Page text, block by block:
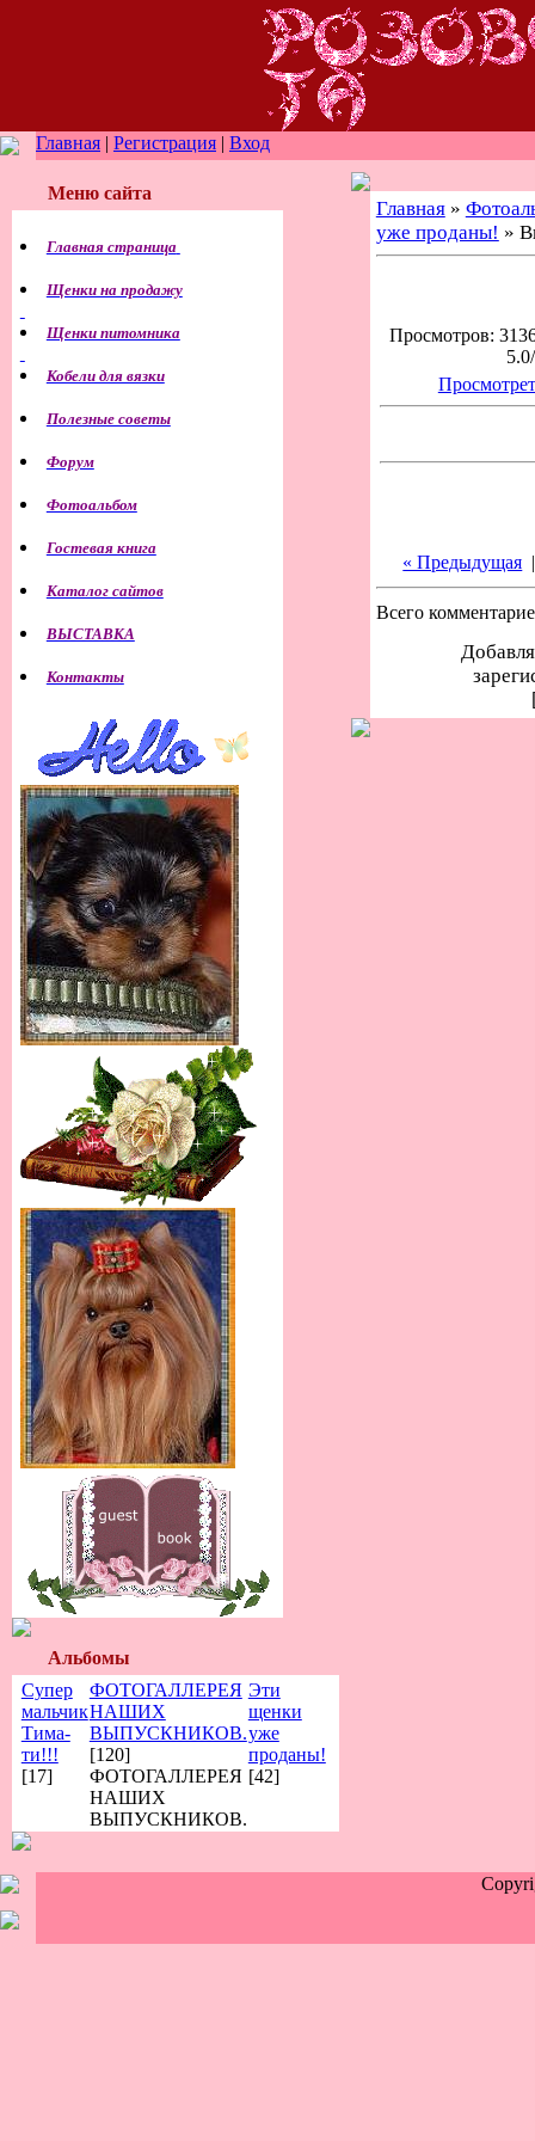
Главная | Регистрация | Вход
Меню сайта
Главная страница
Щенки на продажу
Щенки питомника
Кобели для вязки
Полезные советы
Форум
Фотоальбом
Гостевая книга
Каталог сайтов
ВЫСТАВКА
Контакты
Альбомы
Супер
мальчик
Тима-
ти!!!
[17]
ФОТОГАЛЛЕРЕЯ
НАШИХ
ВЫПУСКНИКОВ.
[120]
ФОТОГАЛЛЕРЕЯ
НАШИХ
ВЫПУСКНИКОВ.
Эти
щенки
уже
проданы!
[42]
Главная»
уже проданы! »
Просмотров:
« Предыдущая
Всего